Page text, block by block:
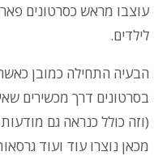
עוצבו מראש כסרטונים
לילדים.
הבעיה התחילה כמובן
בסרטונים דרך מכשירים
(וזה כולל כנראה גם
מכאן נוצרו עוד ועוד